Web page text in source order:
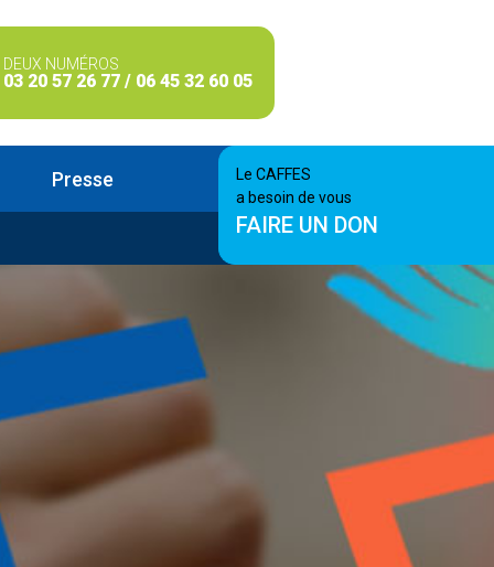
DEUX NUMÉROS
03 20 57 26 77 / 06 45 32 60 05
Presse
Le CAFFES
a besoin de vous
FAIRE UN DON